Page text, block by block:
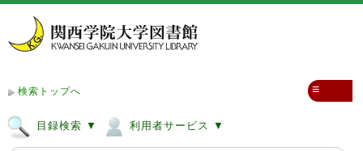
検索トップへ
目録検索 ▼ 利用者サービス ▼
≡